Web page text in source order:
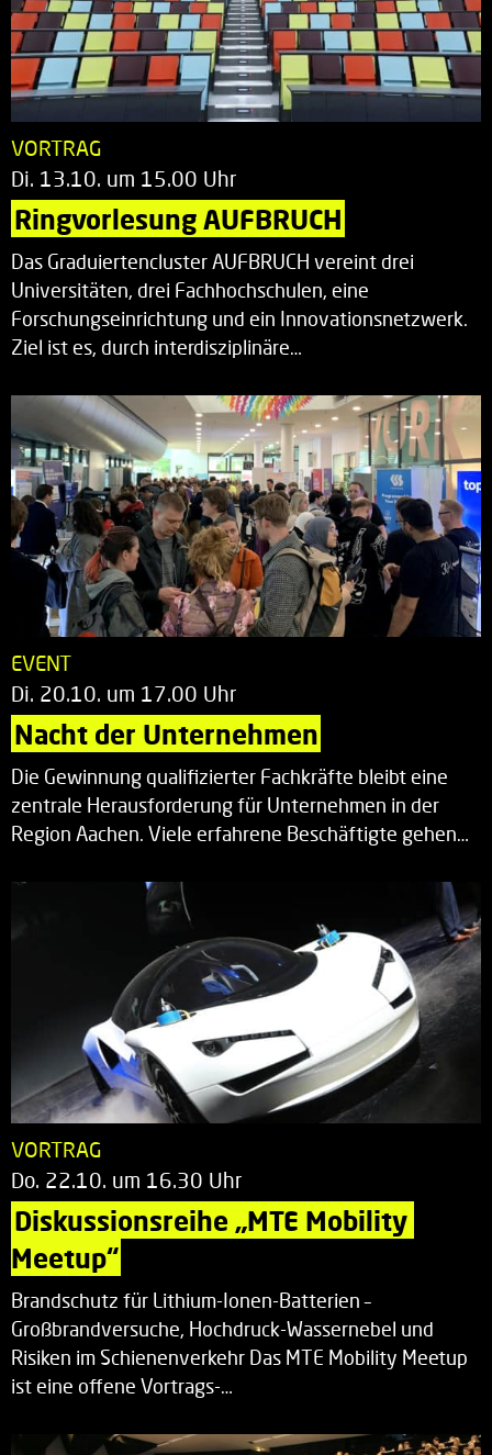
VORTRAG
Di. 13.10. um 15.00 Uhr
Ringvorlesung AUFBRUCH
Das Graduiertencluster AUFBRUCH vereint drei
Universitäten, drei Fachhochschulen, eine
Forschungseinrichtung und ein Innovationsnetzwerk.
Ziel ist es, durch interdisziplinäre…
EVENT
Di. 20.10. um 17.00 Uhr
Nacht der Unternehmen
Die Gewinnung qualifizierter Fachkräfte bleibt eine
zentrale Herausforderung für Unternehmen in der
Region Aachen. Viele erfahrene Beschäftigte gehen…
VORTRAG
Do. 22.10. um 16.30 Uhr
Diskussionsreihe „MTE Mobility
Meetup“
Brandschutz für Lithium-Ionen-Batterien –
Großbrandversuche, Hochdruck-Wassernebel und
Risiken im Schienenverkehr Das MTE Mobility Meetup
ist eine offene Vortrags-…